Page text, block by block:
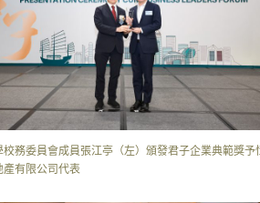
校務委員會成員張江亭（左）頒發君子企業典範獎予
產有限公司代表